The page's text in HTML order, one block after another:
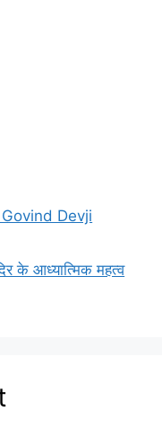
Devji
के आध्यात्मिक महत्व